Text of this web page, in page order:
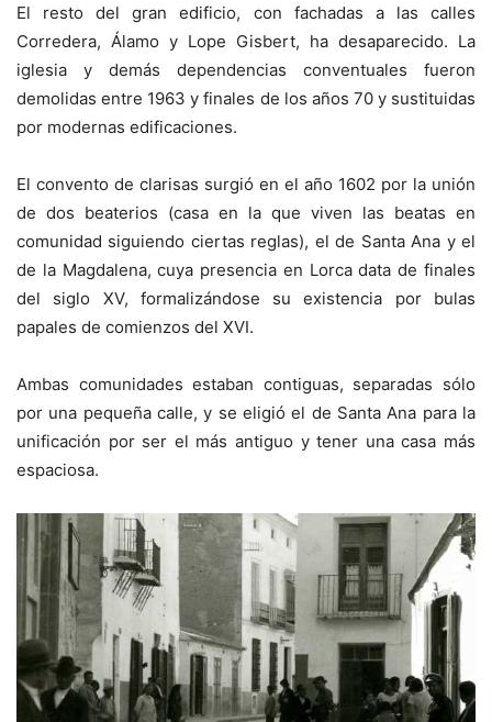
El resto del gran edificio, con fachadas a las calles
Corredera, Álamo y Lope Gisbert, ha desaparecido. La
iglesia y demás dependencias conventuales fueron
demolidas entre 1963 y finales de los años 70 y sustituidas
por modernas edificaciones.
El convento de clarisas surgió en el año 1602 por la unión
de dos beaterios (casa en la que viven las beatas en
comunidad siguiendo ciertas reglas), el de Santa Ana y el
de la Magdalena, cuya presencia en Lorca data de finales
del siglo XV, formalizándose su existencia por bulas
papales de comienzos del XVI.
Ambas comunidades estaban contiguas, separadas sólo
por una pequeña calle, y se eligió el de Santa Ana para la
unificación por ser el más antiguo y tener una casa más
espaciosa.